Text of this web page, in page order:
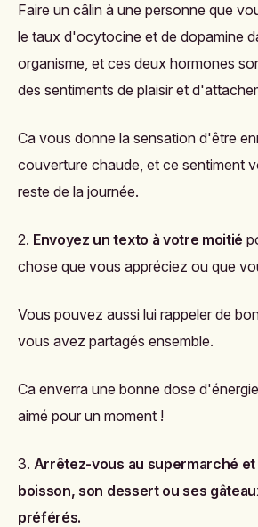
Faire un câlin à une personne que
le taux d'ocytocine et de dopamine
organisme, et ces deux hormones
des sentiments de plaisir et
Ca vous donne la sensation d'être
couverture chaude, et ce sentiment
reste de la journée.
2. Envoyez un texto à votre moitié
chose que vous appréciez ou que
Vous pouvez aussi lui rappeler de
vous avez partagés ensemble.
Ca enverra une bonne dose
aimé pour un moment !
3. Arrêtez-vous au supermarché et
boisson, son dessert ou ses
préférés.